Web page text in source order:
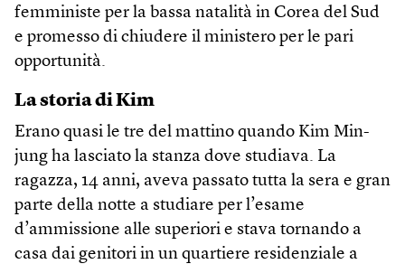
femministe per la bassa natalità in Corea del Sud
e promesso di chiudere il ministero per le pari
opportunità.
La storia di Kim
Erano quasi le tre del mattino quando Kim Min-
jung ha lasciato la stanza dove studiava. La
ragazza, 14 anni, aveva passato tutta la sera e gran
parte della notte a studiare per l’esame
d’ammissione alle superiori e stava tornando a
casa dai genitori in un quartiere residenziale a